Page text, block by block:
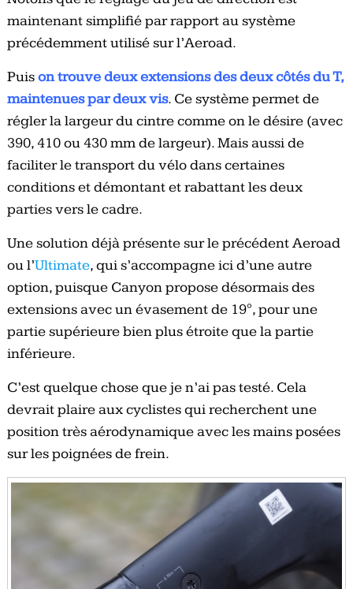
maintenant simplifié par rapport au système
précédemment utilisé sur l’Aeroad.
Puison trouve deux extensions des deux côtés du T,
maintenues par deux vis. Ce système permet de
régler la largeur du cintre comme on le désire (avec
390, 410 ou 430 mm de largeur). Mais aussi de
faciliter le transport du vélo dans certaines
conditions et démontant et rabattant les deux
parties vers le cadre.
Une solution déjà présente sur le précédent Aeroad
ou l’Ultimate, qui s’accompagne ici d’une autre
option, puisque Canyon propose désormais des
extensions avec un évasement de 19°, pour une
partie supérieure bien plus étroite que la partie
inférieure.
C’est quelque chose que je n’ai pas testé. Cela
devrait plaire aux cyclistes qui recherchent une
position très aérodynamique avec les mains posées
sur les poignées de frein.